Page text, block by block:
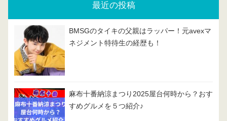
最近の投稿
BMSGのタイキの父親はラッパー！元avexマ
ネジメント特待生の経歴も！
麻布十番納涼まつり2025屋台何時から？おす
すめグルメを５つ紹介♪